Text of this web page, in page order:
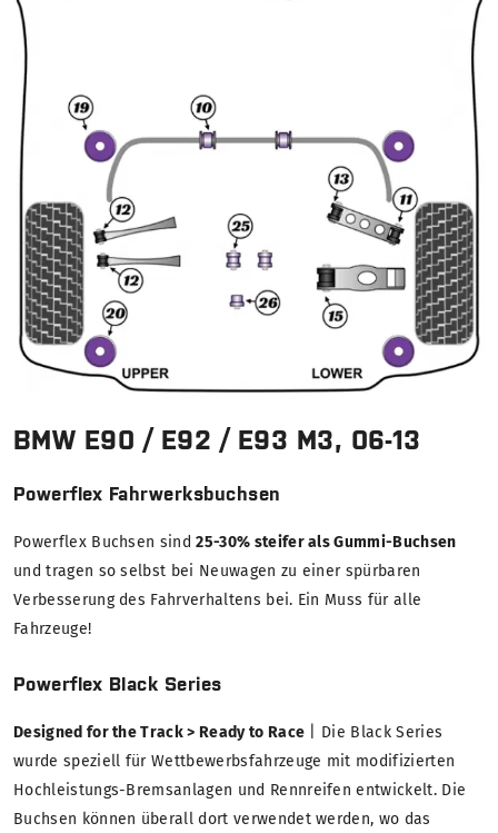
BMW E90 / E92 / E93 M3, 06-13
Powerflex Fahrwerksbuchsen
Powerflex Buchsen sind25-30% steifer als Gummi-Buchsen
und tragen so selbst bei Neuwagen zu einer spürbaren
Verbesserung des Fahrverhaltens bei. Ein Muss für alle
Fahrzeuge!
Powerflex Black Series
Designed for the Track > Ready to Race | Die Black Series
wurde speziell für Wettbewerbsfahrzeuge mit modifizierten
Hochleistungs-Bremsanlagen und Rennreifen entwickelt. Die
Buchsen können überall dort verwendet werden, wo das